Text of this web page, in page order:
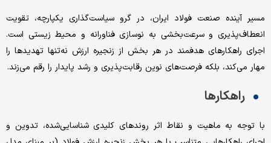
مسیر آینده صنعت‌ فولاد ایران، در گرو سیاست‌گذاری‌ یکپارچه‌، تقویت‌
انعطاف‌پذیری‌ و سرعت‌بخشی‌ به‌ نوسازی‌ فناورانه‌ و محیط‌ زیستی‌ است‌.
اجرای‌ راهکارهای‌ هدفمند در هر بخش‌ از زنجیره ارزش نه‌تنها تهدیدها را
مهار می‌کند، بلکه‌ فرصت‌های‌ نوین‌ رقابت‌پذیری‌ و رشد پایدار را رقم‌ می‌زند.
راهکارها
با توجه‌ به‌ ماهیت‌ و نقاط اثر روندهای‌ کلیدی‌ شناسایی‌شده، تدوین‌ و